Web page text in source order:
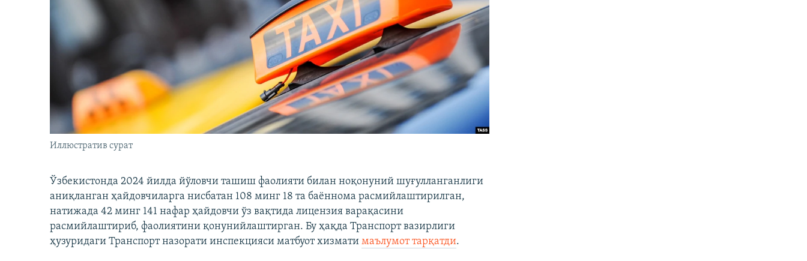
Иллюстратив сурат
Ўзбекистонда 2024 йилда йўловчи ташиш фаолияти билан ноқонуний шуғулланганлиги
аниқланган ҳайдовчиларга нисбатан 108 минг 18 та баённома расмийлаштирилган,
натижада 42 минг 141 нафар ҳайдовчи ўз вақтида лицензия варақасини
расмийлаштириб, фаолиятини қонунийлаштирган. Бу ҳақда Транспорт вазирлиги
ҳузуридаги Транспорт назорати инспекцияси матбуот хизмати маълумот тарқатди.